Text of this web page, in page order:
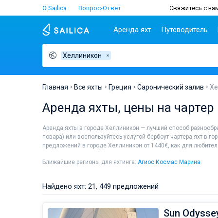
О Sailica Вопрос-Ответ Свяжитесь с
Аренда яхт
страны
Греция
Италия
Испания
Франция
Британские Виргинские
Мартиника
Путеводитель
Дубровник
Сплит
Волос
Лаврион
Хеллиникон
Главная Все яхты Греция Саронический залив
Аренда яхты, цены на
Аренда яхты в городе Хеллиникон — лучший способ
повара) или воспользуйтесь услугой бербоут чартера яхт в
предложений в городе Хеллиникон от 1440€, как для
Ближайшие регионы для яхтинга: Агиос Космас Марина.
Найдено яхт: 21, 449 предложений
Sun